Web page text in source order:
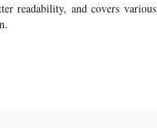
readability, and covers various